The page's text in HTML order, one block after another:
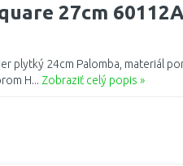
27cm
plytký 24cm Palomba, materiál
H... Zobraziť celý popis »